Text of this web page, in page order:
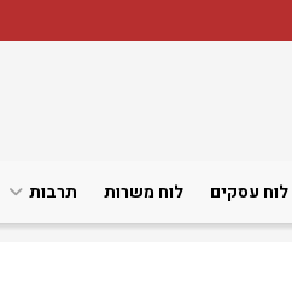
לוח עסקים לוח משרות תרבות